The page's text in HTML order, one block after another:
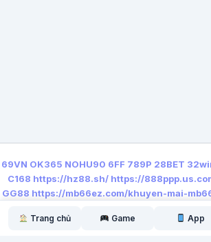
69VN OK365 NOHU90 6FF 789P 28BET
C168 https://hz88.sh/ https://
GG88 https://mb66ez.com/khuyen-mai-
Trang chủ Game App